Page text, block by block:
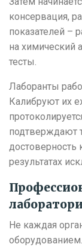
консервация,
показателей –
на химический
тесты.
Лаборанты
Калибруют их
подтверждают
результатах
Не каждая